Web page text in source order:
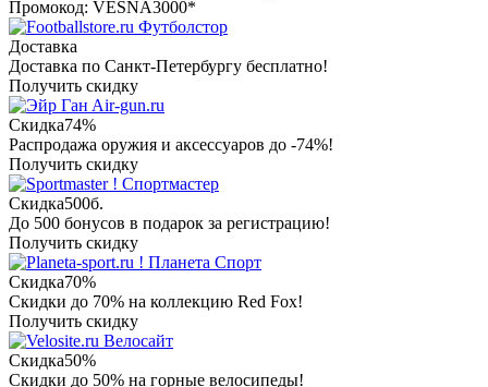
Промокод: VESNA3000*
Футболстор
Доставка
Доставка по Санкт-Петербургу бесплатно!
Получить скидку
Air-gun.ru
Скидка74%
Распродажа оружия и аксессуаров до -74%!
Получить скидку
Спортмастер
Скидка500б.
До 500 бонусов в подарок за регистрацию!
Получить скидку
Планета Спорт
Скидка70%
Скидки до 70% на коллекцию Red Fox!
Получить скидку
Велосайт
Скидка50%
Скидки до 50% на горные велосипеды!